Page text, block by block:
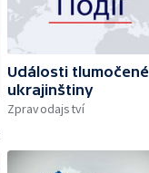
Události
ukrajinštiny
Zpravodajství